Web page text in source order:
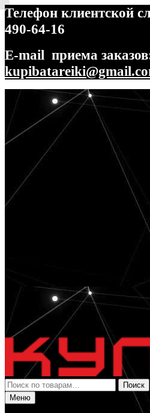
Телефон клиентской
490-64-16
E-mail приема
Перейти
навигации
Перейти
содержимому
Искать:
Поиск
Меню